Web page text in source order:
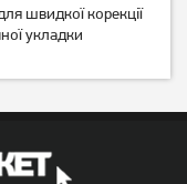
грншвидкої корекції
укладки